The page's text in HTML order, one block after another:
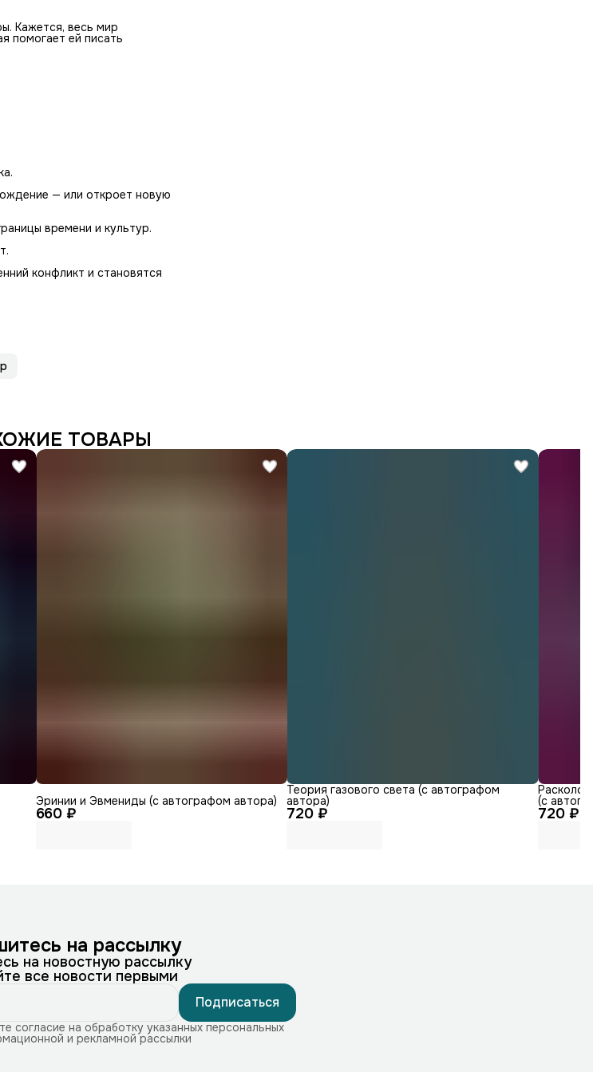
Кажется, весь мир
помогает ей писать
— или откроет новую
времени и культур.
конфликт и становятся
ТОВАРЫ
660 ₽
Эринии и Эвмениды (с автографом автора)
720 ₽
Теория газового света (с автографом
автора)
720 ₽
(с
на рассылку
на новостную рассылку
все новости первыми
Подписаться
согласие на обработку указанных персональных
и рекламной рассылки